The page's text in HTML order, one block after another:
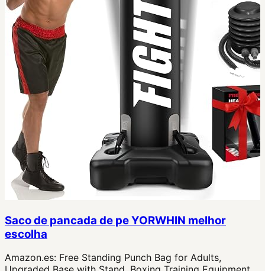
Saco de pancada de pe YORWHIN melhor
escolha
Amazon.es: Free Standing Punch Bag for Adults,